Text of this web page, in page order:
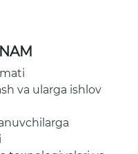
va ularga ishlov